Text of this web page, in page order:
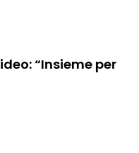
“Insieme per